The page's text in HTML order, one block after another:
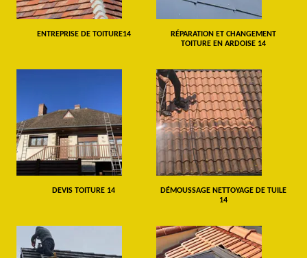
ENTREPRISE DE TOITURE14
RÉPARATION ET CHANGEMENT
TOITURE EN ARDOISE 14
DEVIS TOITURE 14
DÉMOUSSAGE NETTOYAGE DE TUILE
14